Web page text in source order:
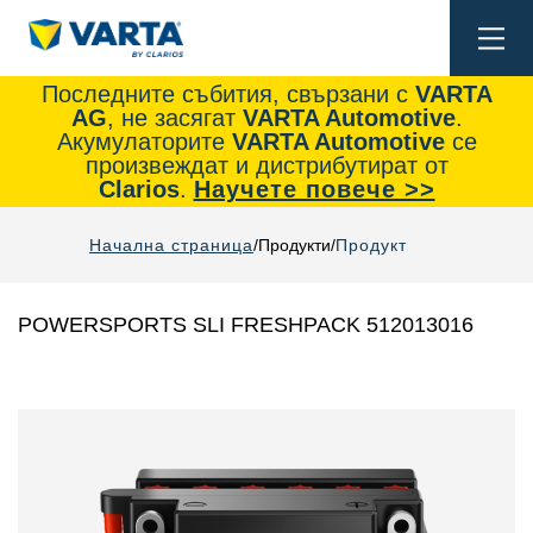
Последните събития, свързани с VARTA
AG, не засягат VARTA Automotive.
Акумулаторите VARTA Automotiveсе
произвеждат и дистрибутират от
Clarios. Научете повече >>
Начална страница Продукти Продукт
POWERSPORTS SLI FRESHPACK 512013016